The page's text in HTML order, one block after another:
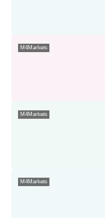
M4Markets
M4Markets
M4Markets